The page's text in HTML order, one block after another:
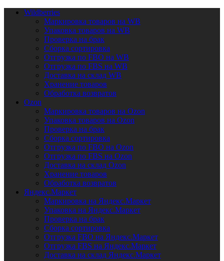
Wildberries
Маркировка товаров на WB
Упаковка товаров на WB
Проверка на брак
Сборка сортировка
Отгрузка по FBO на WB
Отгрузка по FBS на WB
Доставка на склад WB
Хранение товаров
Обработка возвратов
Ozon
Маркировка товаров на Ozon
Упаковка товаров на Ozon
Проверка на брак
Сборка сортировка
Отгрузка по FBO на Ozon
Отгрузка по FBS на Ozon
Доставка на склад Ozon
Хранение товаров
Обработка возвратов
Яндекс.Маркет
Маркировка на Яндекс.Маркет
Упаковка на Яндекс.Маркет
Проверка на брак
Сборка сортировка
Отгрузка FBO на Яндекс.Маркет
Отгрузка FBS на Яндекс.Маркет
Доставка на склад Яндекс.Маркет